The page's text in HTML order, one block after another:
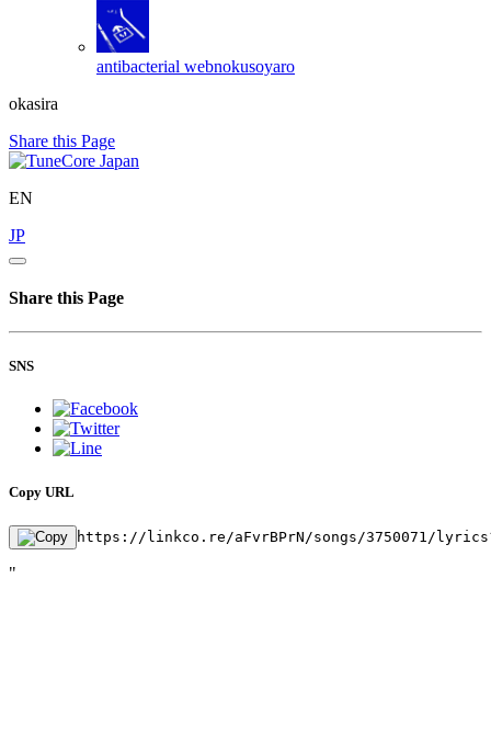
antibacterial webnokusoyaro
okasira
Share this Page
EN
JP
Share this Page
SNS
Copy URL
https://linkco.re/aFvrBPrN/songs/3750071/
"